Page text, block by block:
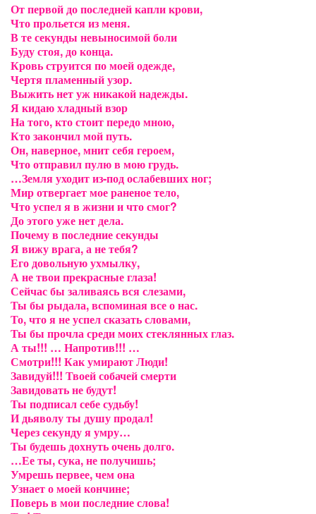
От первой до последней капли крови,
Что прольется из меня.
В те секунды невыносимой боли
Буду стоя, до конца.
Кровь струится по моей одежде,
Чертя пламенный узор.
Выжить нет уж никакой надежды.
Я кидаю хладный взор
На того, кто стоит передо мною,
Кто закончил мой путь.
Он, наверное, мнит себя героем,
Что отправил пулю в мою грудь.
…Земля уходит из-под ослабевших ног;
Мир отвергает мое раненое тело,
Что успел я в жизни и что смог?
До этого уже нет дела.
Почему в последние секунды
Я вижу врага, а не тебя?
Его довольную ухмылку,
А не твои прекрасные глаза!
Сейчас бы заливаясь вся слезами,
Ты бы рыдала, вспоминая все о нас.
То, что я не успел сказать словами,
Ты бы прочла среди моих стеклянных глаз.
А ты!!! … Напротив!!! …
Смотри!!! Как умирают Люди!
Завидуй!!! Твоей собачей смерти
Завидовать не будут!
Ты подписал себе судьбу!
И дьяволу ты душу продал!
Через секунду я умру…
Ты будешь дохнуть очень долго.
…Ее ты, сука, не получишь;
Умрешь первее, чем она
Узнает о моей кончине;
Поверь в мои последние слова!